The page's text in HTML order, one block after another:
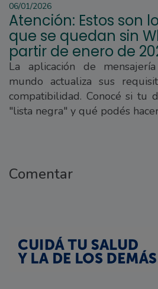
06/01/2026
Atención: Estos son
que se quedan sin
partir de enero de
La aplicación de
mundo actualiza sus
compatibilidad. Conocé si tu
"lista negra" y qué podés
Comentar